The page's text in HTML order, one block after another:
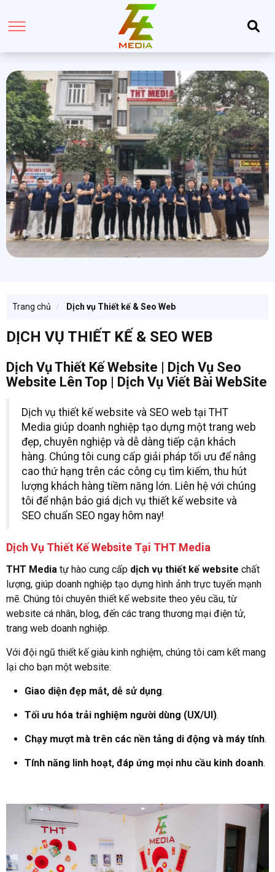
Trang chủ Dịch vụ Thiết kế & Seo Web
DỊCH VỤ THIẾT KẾ & SEO WEB
Dịch Vụ Thiết Kế Website | Dịch Vụ Seo
Website Lên Top | Dịch Vụ Viết Bài WebSite
Dịch vụ thiết kế website và SEO web tại THT
Media giúp doanh nghiệp tạo dựng một trang web
đẹp, chuyên nghiệp và dễ dàng tiếp cận khách
hàng. Chúng tôi cung cấp giải pháp tối ưu để nâng
cao thứ hạng trên các công cụ tìm kiếm, thu hút
lượng khách hàng tiềm năng lớn. Liên hệ với chúng
tôi để nhận báo giá dịch vụ thiết kế website và
SEO chuẩn SEO ngay hôm nay!
Dịch Vụ Thiết Kế Website Tại THT Media
THT Media tự hào cung cấp dịch vụ thiết kế website chất
lượng, giúp doanh nghiệp tạo dựng hình ảnh trực tuyến mạnh
mẽ. Chúng tôi chuyên thiết kế website theo yêu cầu, từ
website cá nhân, blog, đến các trang thương mại điện tử,
trang web doanh nghiệp.
Với đội ngũ thiết kế giàu kinh nghiệm, chúng tôi cam kết mang
lại cho bạn một website:
Giao diện đẹp mắt, dễ sử dụng.
Tối ưu hóa trải nghiệm người dùng (UX/UI).
Chạy mượt mà trên các nền tảng di động và máy tính.
Tính năng linh hoạt, đáp ứng mọi nhu cầu kinh doanh.